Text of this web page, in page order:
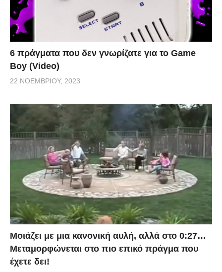
6 πράγματα που δεν γνωρίζατε για το Game
Boy (Video)
22 ΝΟΕΜΒΡΊΟΥ, 2023
Μοιάζει με μια κανονική αυλή, αλλά στο 0:27…
Μεταμορφώνεται στο πιο επικό πράγμα που
έχετε δει!